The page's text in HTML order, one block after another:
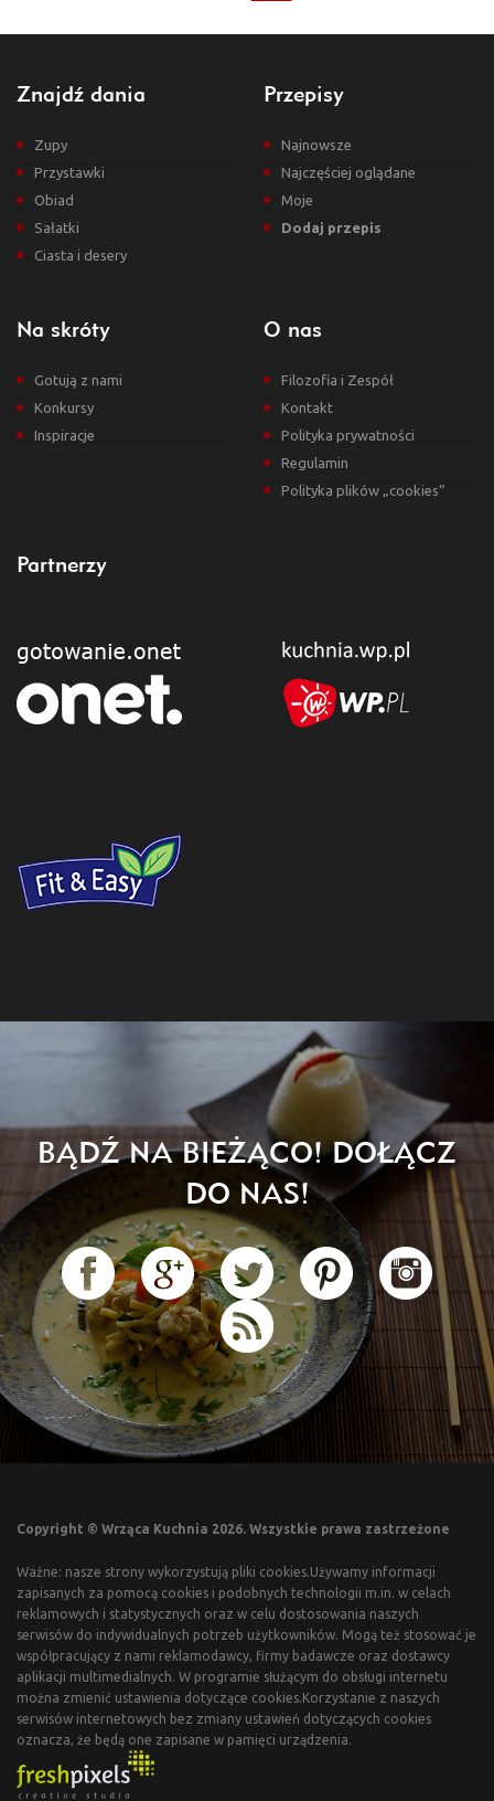
Znajdź dania
Zupy
Przystawki
Obiad
Sałatki
Ciasta i desery
Przepisy
Najnowsze
Najczęściej oglądane
Moje
Dodaj przepis
Na skróty
Gotują z nami
Konkursy
Inspiracje
O nas
Filozofia i Zespół
Kontakt
Polityka prywatności
Regulamin
Polityka plików „cookies”
Partnerzy
BĄDŹ NA BIEŻĄCO! DOŁĄCZ
DO NAS!
Copyright © Wrząca Kuchnia 2026. Wszystkie prawa zastrzeżone
Ważne: nasze strony wykorzystują pliki cookies.Używamy informacji
zapisanych za pomocą cookies i podobnych technologii m.in. w celach
reklamowych i statystycznych oraz w celu dostosowania naszych
serwisów do indywidualnych potrzeb użytkowników. Mogą też stosować je
współpracujący z nami reklamodawcy, firmy badawcze oraz dostawcy
aplikacji multimedialnych. W programie służącym do obsługi internetu
można zmienić ustawienia dotyczące cookies.Korzystanie z naszych
serwisów internetowych bez zmiany ustawień dotyczących cookies
oznacza, że będą one zapisane w pamięci urządzenia.